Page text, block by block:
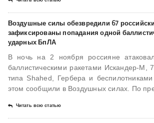
Воздушные силы обезвредили 67
зафиксированы попадания одной
ударных БпЛА
В ночь на 2 ноября россияне
баллистическими ракетами Искандер-М,
типа Shahed, Гербера и
этом сообщили в Воздушных силах. По
Читать всю статью